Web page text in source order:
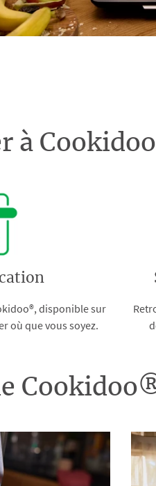
à
disponible sur
où que vous soyez.